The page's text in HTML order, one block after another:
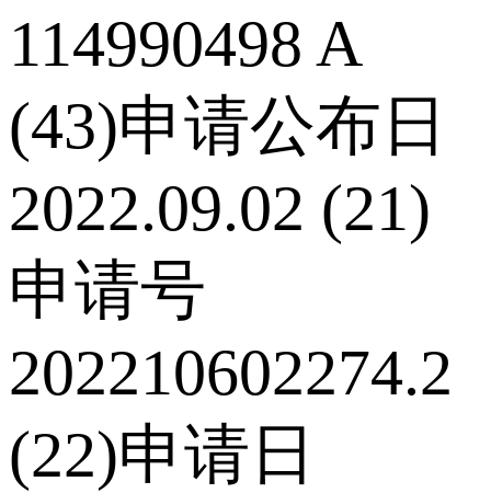
114990498 A
(43)申请公布日
2022.09.02 (21)
申请号
202210602274.2
(22)申请日